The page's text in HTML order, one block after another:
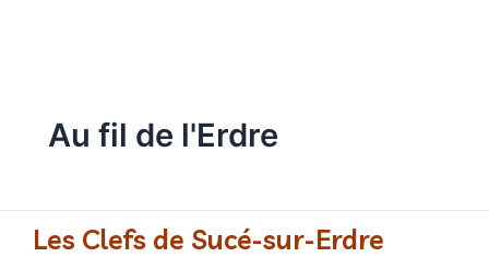
Au fil de l'Erdre
Les Clefs de Sucé-sur-Erdre